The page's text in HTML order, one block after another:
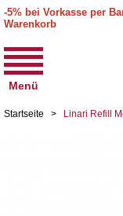
-5% bei Vorkasse per
Warenkorb
Menü
Startseite > Linari Refill